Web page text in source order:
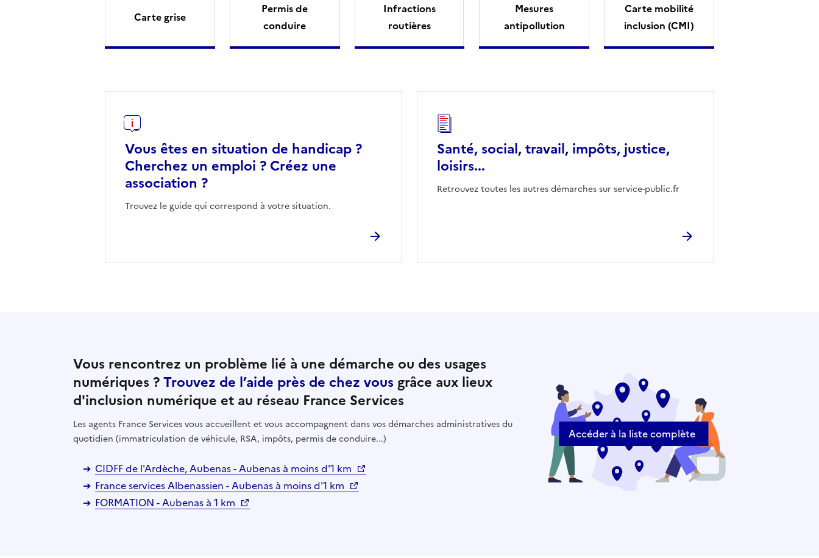
Carte grise
Permis de
conduire
Infractions
routières
Mesures
antipollution
Carte mobilité
inclusion (CMI)
Vous êtes en situation de handicap ?
Cherchez un emploi ? Créez une
association ?
Trouvez le guide qui correspond à votre situation.
Santé, social, travail, impôts, justice,
loisirs...
Retrouvez toutes les autres démarches sur service-public.fr
Vous rencontrez un problème lié à une démarche ou des usages
numériques ?Trouvez de l’aide près de chez vous grâce aux lieux
d'inclusion numérique et au réseau France Services
Les agents France Services vous accueillent et vous accompagnent dans vos démarches administratives du
quotidien (immatriculation de véhicule, RSA, impôts, permis de conduire...)
CIDFF de l'Ardèche, Aubenas - Aubenas à moins d'1 km
France services Albenassien - Aubenas à moins d'1 km
FORMATION - Aubenas à 1 km
Accéder à la liste complète